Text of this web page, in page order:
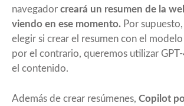
navegador creará un resumen de la
viendo en ese momento. Por
elegir si crear el resumen con el
por el contrario, queremos utilizar
el contenido.
Además de crear resúmenes, Copilot